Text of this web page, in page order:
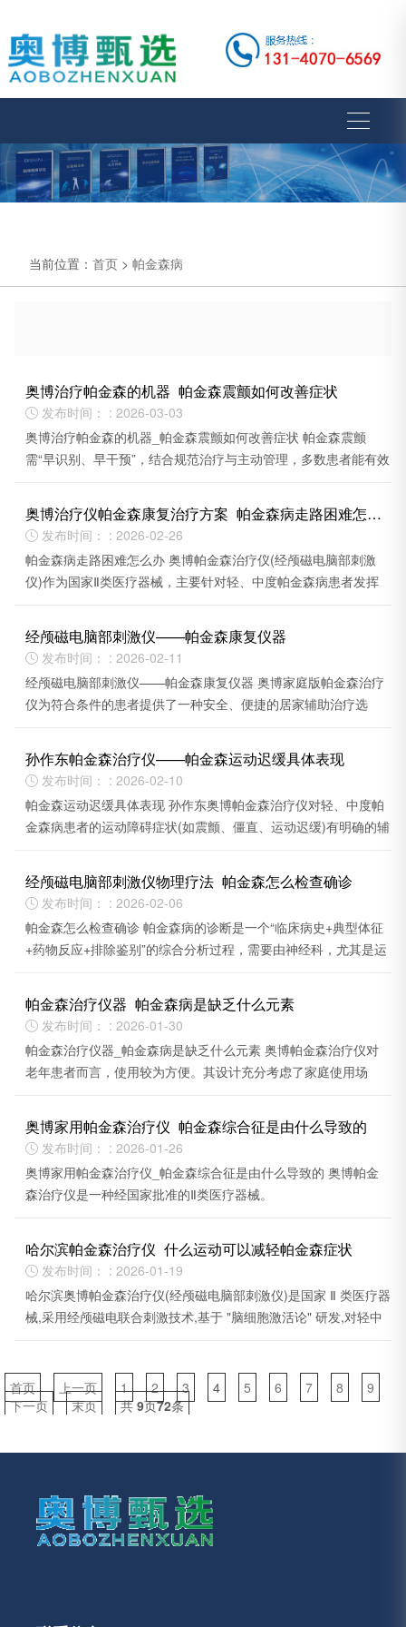
当前位置： 首页 > 帕金森病
奥博治疗帕金森的机器_帕金森震颤如何改善症状
 发布时间： : 2026-03-03
奥博治疗帕金森的机器_帕金森震颤如何改善症状 帕金森震颤
需“早识别、早干预”，结合规范治疗与主动管理，多数患者能有效
奥博治疗仪帕金森康复治疗方案_帕金森病走路困难怎么办
 发布时间： : 2026-02-26
帕金森病走路困难怎么办 奥博帕金森治疗仪(经颅磁电脑部刺激
仪)作为国家Ⅱ类医疗器械，主要针对轻、中度帕金森病患者发挥
经颅磁电脑部刺激仪——帕金森康复仪器
 发布时间： : 2026-02-11
经颅磁电脑部刺激仪——帕金森康复仪器 奥博家庭版帕金森治疗
仪为符合条件的患者提供了一种安全、便捷的居家辅助治疗选
孙作东帕金森治疗仪——帕金森运动迟缓具体表现
 发布时间： : 2026-02-10
帕金森运动迟缓具体表现 孙作东奥博帕金森治疗仪对轻、中度帕
金森病患者的运动障碍症状(如震颤、僵直、运动迟缓)有明确的辅
经颅磁电脑部刺激仪物理疗法_帕金森怎么检查确诊
 发布时间： : 2026-02-06
帕金森怎么检查确诊 帕金森病的诊断是一个“临床病史+典型体征
+药物反应+排除鉴别”的综合分析过程，需要由神经科，尤其是运
帕金森治疗仪器_帕金森病是缺乏什么元素
 发布时间： : 2026-01-30
帕金森治疗仪器_帕金森病是缺乏什么元素 奥博帕金森治疗仪对
老年患者而言，使用较为方便。其设计充分考虑了家庭使用场
奥博家用帕金森治疗仪_帕金森综合征是由什么导致的
 发布时间： : 2026-01-26
奥博家用帕金森治疗仪_帕金森综合征是由什么导致的 奥博帕金
森治疗仪是一种经国家批准的Ⅱ类医疗器械。
哈尔滨帕金森治疗仪_什么运动可以减轻帕金森症状
 发布时间： : 2026-01-19
哈尔滨奥博帕金森治疗仪(经颅磁电脑部刺激仪)是国家 Ⅱ 类医疗器
械,采用经颅磁电联合刺激技术,基于 "脑细胞激活论" 研发,对轻中
首页 上一页 1 2 3 4 5 6 7 8
9
下一页
末页 共 9页72条